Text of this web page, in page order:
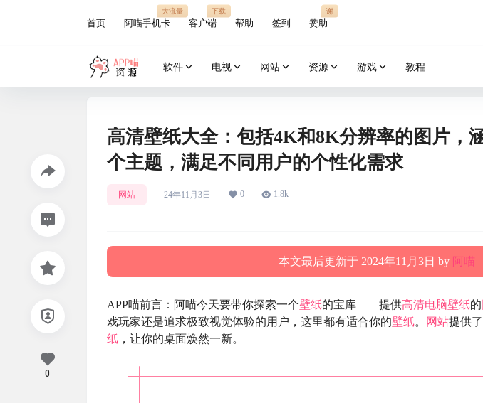
首页 阿喵手机卡
大流量
客户端
下载
帮助 签到 赞助
谢
软件 电视 网站 资源 游戏 教程
高清壁纸大全：包括4K和8K分辨率的图片，
个主题，满足不同用户的个性化需求
网站 24年11月3日 0 1.8k
本文最后更新于 2024年11月3日 by 阿喵
APP喵前言：阿喵今天要带你探索一个壁纸的宝库——提供高清电脑壁纸的
戏玩家还是追求极致视觉体验的用户，这里都有适合你的壁纸。 网站提供了
纸 ，让你的桌面焕然一新。
0